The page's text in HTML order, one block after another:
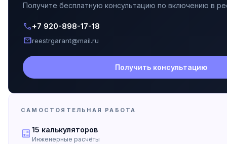
Получите бесплатную консультацию по включению в
call+7 920-898-17-18
mailreestrgarant@mail.ru
Получить консультацию
САМОСТОЯТЕЛЬНАЯ РАБОТА
calculate 15 калькуляторов
Инженерные расчёты